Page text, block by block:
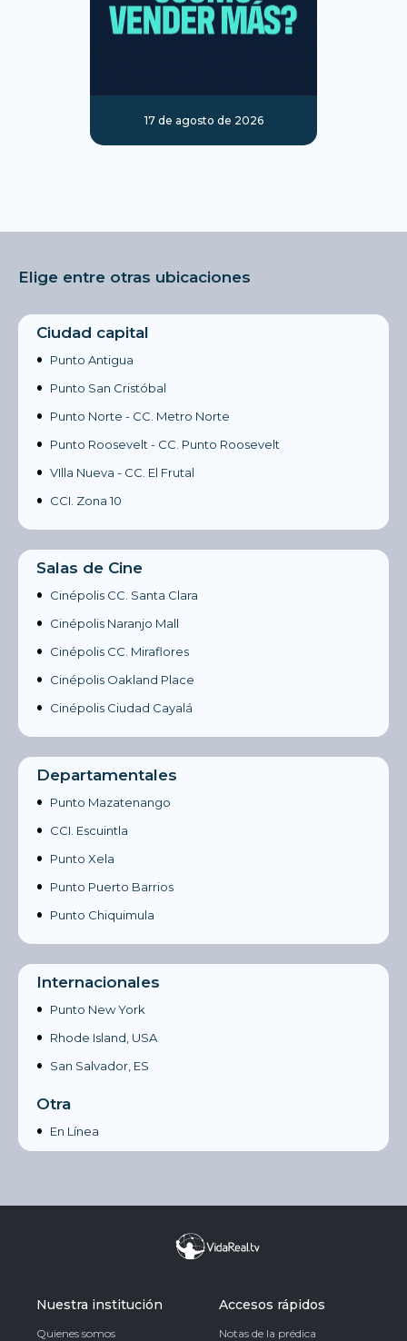
17 de agosto de 2026
Elige entre otras ubicaciones
Ciudad capital
• Punto Antigua
• Punto San Cristóbal
• Punto Norte - CC. Metro Norte
• Punto Roosevelt - CC. Punto Roosevelt
• VIlla Nueva - CC. El Frutal
• CCI. Zona 10
Salas de Cine
• Cinépolis CC. Santa Clara
• Cinépolis Naranjo Mall
• Cinépolis CC. Miraflores
• Cinépolis Oakland Place
• Cinépolis Ciudad Cayalá
Departamentales
• Punto Mazatenango
• CCI. Escuintla
• Punto Xela
• Punto Puerto Barrios
• Punto Chiquimula
Internacionales
• Punto New York
• Rhode Island, USA
• San Salvador, ES
Otra
• En Línea
Nuestra institución
Quienes somos
Accesos rápidos
Notas de la prédica